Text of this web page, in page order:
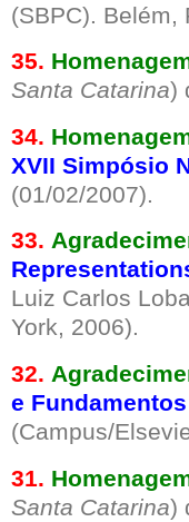
(SBPC). Belém,
35.
Santa Catarina)
34.
XVII Simpósio
(01/02/2007).
33.
Luiz Carlos
York, 2006).
32.
e
(Campus/
31.
Santa Catarina)